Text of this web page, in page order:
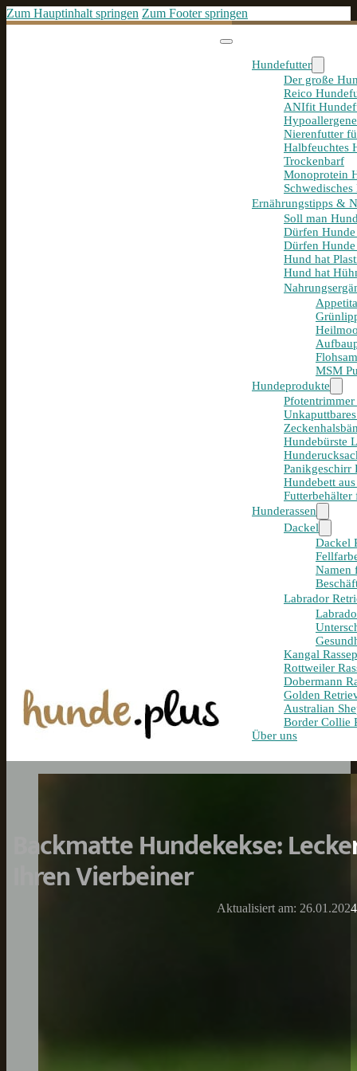
Zum Hauptinhalt springen Zum Footer springen
Hundefutter
Der große
Reico
ANIfit
Nierenfutter
Halbfeuchtes
Trockenbarf
Monoprotein
Ernährungstipps &
Soll man
Dürfen
Dürfen Hunde
Hund hat
Hund hat
MSM
Hundeprodukte
Hundebürste
Panikgeschirr
Hundebett
Hunderassen
Dackel
Dackel
Namen
Labrador
Kangal
Rottweiler
Dobermann
Golden
Australian
Border Collie
Über uns
Backmatte Hundekekse:
Ihren Vierbeiner
Aktualisiert am: 26.01.2024